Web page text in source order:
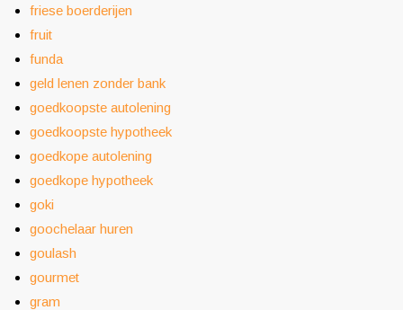
friese boerderijen
fruit
funda
geld lenen zonder bank
goedkoopste autolening
goedkoopste hypotheek
goedkope autolening
goedkope hypotheek
goki
goochelaar huren
goulash
gourmet
gram